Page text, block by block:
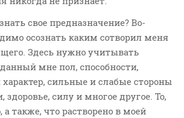
свое предназначение? Во-
осознать каким сотворил меня
Здесь нужно учитывать
мне пол, способности,
сильные и слабые стороны
здоровье, силу и многое другое. То,
а также, что растворено в моей